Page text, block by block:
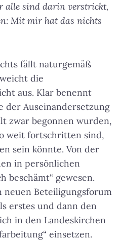
alle sind darin verstrickt,
Mit mir hat das nichts
fällt naturgemäß
die
aus. Klar benennt
der Auseinandersetzung
zwar begonnen wurden,
weit fortschritten sind,
sein könnte. Von der
in persönlichen
beschämt“ gewesen.
neuen Beteiligungsforum
erstes und dann den
in den Landeskirchen
einsetzen.